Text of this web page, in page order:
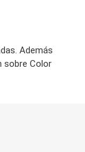
Además
sobre Color